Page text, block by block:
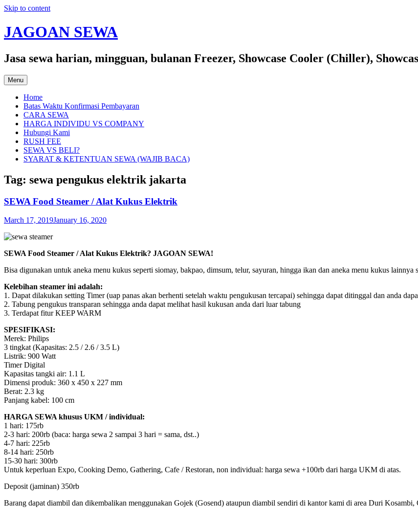
Skip to content
JAGOAN SEWA
Jasa sewa harian, mingguan, bulanan Freezer, Showcase Cooler (Chiller),
Menu
Home
Batas Waktu Konfirmasi Pembayaran
CARA SEWA
HARGA INDIVIDU VS COMPANY
Hubungi Kami
RUSH FEE
SEWA VS BELI?
SYARAT & KETENTUAN SEWA (WAJIB BACA)
Tag: sewa pengukus elektrik jakarta
SEWA Food Steamer / Alat Kukus Elektrik
March 17, 2019January 16, 2020
SEWA Food Steamer / Alat Kukus Elektrik? JAGOAN SEWA!
Bisa digunakan untuk aneka menu kukus seperti siomay, bakpao, dimsum, telur, sayuran, hingga ikan dan aneka menu kukus lainnya
Kelebihan steamer ini adalah:
1. Dapat dilakukan setting Timer (uap panas akan berhenti setelah waktu pengukusan tercapai) sehingga dapat ditinggal dan anda
2. Tabung pengukus transparan sehingga anda dapat melihat hasil kukusan anda dari luar tabung
3. Terdapat fitur KEEP WARM
SPESIFIKASI:
Merek: Philips
3 tingkat (Kapasitas: 2.5 / 2.6 / 3.5 L)
Listrik: 900 Watt
Timer Digital
Kapasitas tangki air: 1.1 L
Dimensi produk: 360 x 450 x 227 mm
Berat: 2.3 kg
Panjang kabel: 100 cm
HARGA SEWA khusus UKM / individual:
1 hari: 175rb
2-3 hari: 200rb (baca: harga sewa 2 sampai 3 hari = sama, dst..)
4-7 hari: 225rb
8-14 hari: 250rb
15-30 hari: 300rb
Untuk keperluan Expo, Cooking Demo, Gathering, Cafe / Restoran, non individual: harga sewa +100rb dari harga UKM di atas.
Deposit (jaminan) 350rb
Barang dapat diambil dan dikembalikan menggunakan Gojek (Gosend) ataupun diambil sendiri di kantor kami di area Duri Kosambi,